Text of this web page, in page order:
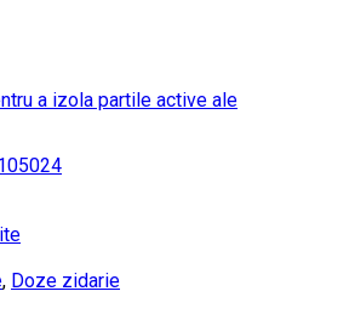
a izola partile active ale
, Doze zidarie